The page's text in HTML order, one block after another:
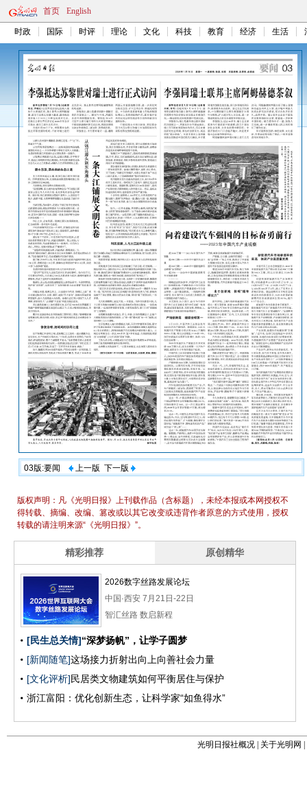
首页 English
时政 国际 时评 理论 文化 科技 教育 经济 生活
03版:要闻 上一版 下一版
光明日报社概况 关于光明网